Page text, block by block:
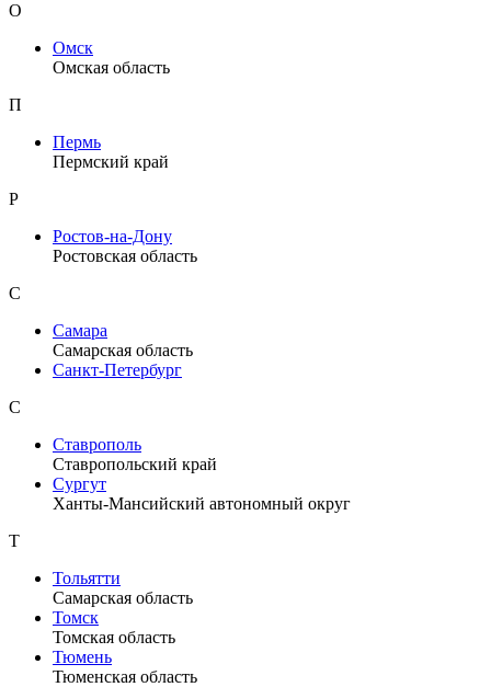
О
Омск
Омская область
П
Пермь
Пермский край
Р
Ростов-на-Дону
Ростовская область
С
Самара
Самарская область
Санкт-Петербург
С
Ставрополь
Ставропольский край
Сургут
Ханты-Мансийский автономный округ
Т
Тольятти
Самарская область
Томск
Томская область
Тюмень
Тюменская область